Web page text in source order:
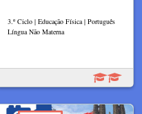
3.º Ciclo | Educação Física | Português
Língua Não Materna